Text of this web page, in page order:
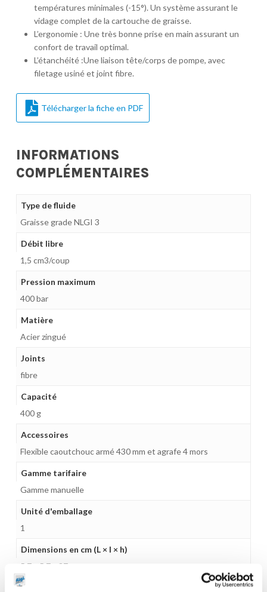
températures minimales (-15°). Un système assurant le
vidage complet de la cartouche de graisse.
L’ergonomie : Une très bonne prise en main assurant un
confort de travail optimal.
L’étanchéité :Une liaison tête/corps de pompe, avec
filetage usiné et joint fibre.
Télécharger la fiche en PDF
INFORMATIONS
COMPLÉMENTAIRES
Type de fluide
Graisse grade NLGI 3
Débit libre
1,5 cm3/coup
Pression maximum
400 bar
Matière
Acier zingué
Joints
fibre
Capacité
400 g
Accessoires
Flexible caoutchouc armé 430 mm et agrafe 4 mors
Gamme tarifaire
Gamme manuelle
Unité d'emballage
1
Dimensions en cm (L × l × h)
5,7 x 5,7 x 37
Poids (kg)